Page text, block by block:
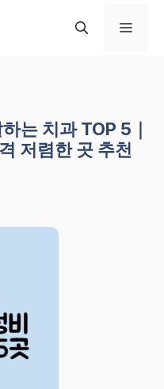
메
는 치과 TOP 5｜
저렴한 곳 추천